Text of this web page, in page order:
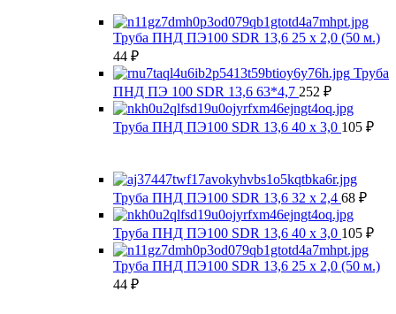
Труба ПНД ПЭ100 SDR 13,6 25 х 2,0 (50 м.)
44 ₽
Труба
ПНД ПЭ 100 SDR 13,6 63*4,7 252 ₽
Труба ПНД ПЭ100 SDR 13,6 40 х 3,0 105 ₽
Труба ПНД ПЭ100 SDR 13,6 32 х 2,4 68 ₽
Труба ПНД ПЭ100 SDR 13,6 40 х 3,0 105 ₽
Труба ПНД ПЭ100 SDR 13,6 25 х 2,0 (50 м.)
44 ₽